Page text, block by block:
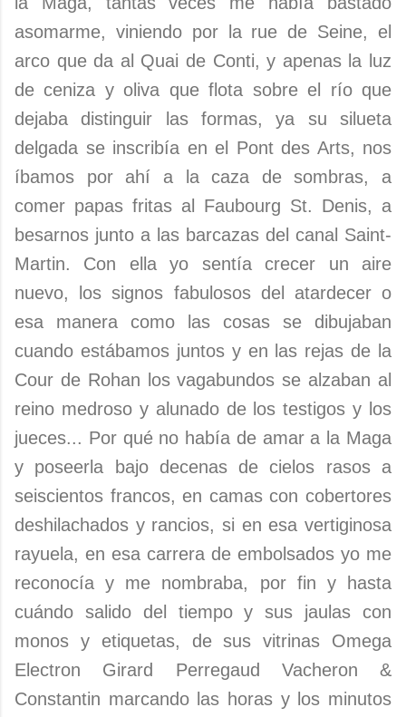
asomarme, viniendo por la rue de Seine, el
arco que da al Quai de Conti, y apenas la luz
de ceniza y oliva que flota sobre el río que
dejaba distinguir las formas, ya su silueta
delgada se inscribía en el Pont des Arts, nos
íbamos por ahí a la caza de sombras, a
comer papas fritas al Faubourg St. Denis, a
besarnos junto a las barcazas del canal Saint-
Martin. Con ella yo sentía crecer un aire
nuevo, los signos fabulosos del atardecer o
esa manera como las cosas se dibujaban
cuando estábamos juntos y en las rejas de la
Cour de Rohan los vagabundos se alzaban al
reino medroso y alunado de los testigos y los
jueces... Por qué no había de amar a la Maga
y poseerla bajo decenas de cielos rasos a
seiscientos francos, en camas con cobertores
deshilachados y rancios, si en esa vertiginosa
rayuela, en esa carrera de embolsados yo me
reconocía y me nombraba, por fin y hasta
cuándo salido del tiempo y sus jaulas con
monos y etiquetas, de sus vitrinas Omega
Electron Girard Perregaud Vacheron &
Constantin marcando las horas y los minutos